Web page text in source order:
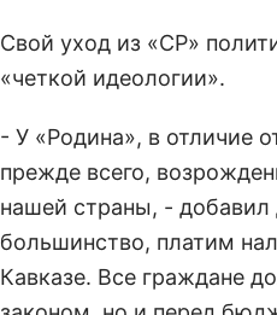
Свой уход из «СР»
«четкой идеологии».
- У «Родина», в отличие
прежде всего,
нашей страны, - добавил
большинство, платим
Кавказе. Все граждане